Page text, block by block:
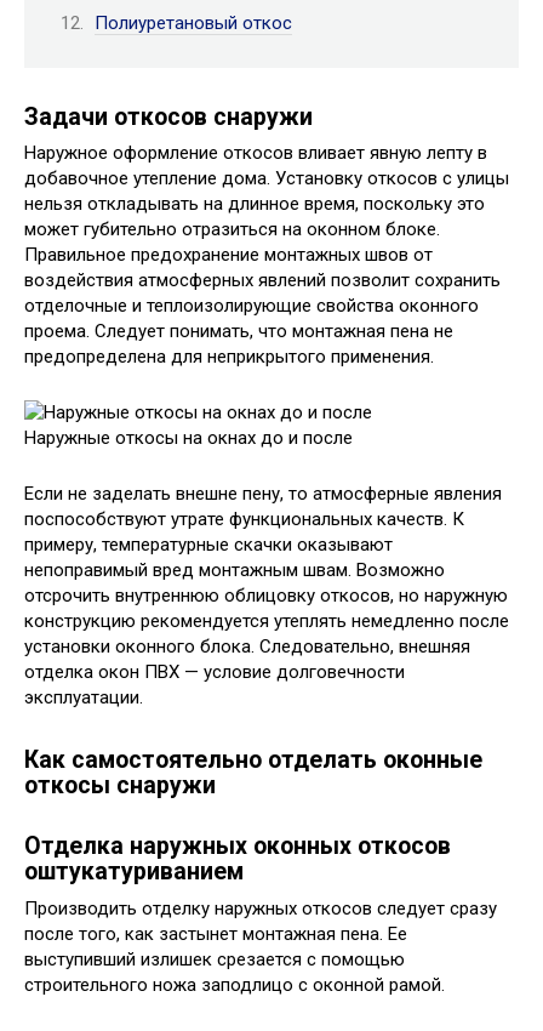
Полиуретановый откос
Задачи откосов снаружи
Наружное оформление откосов вливает явную лепту в
добавочное утепление дома. Установку откосов с улицы
нельзя откладывать на длинное время, поскольку это
может губительно отразиться на оконном блоке.
Правильное предохранение монтажных швов от
воздействия атмосферных явлений позволит сохранить
отделочные и теплоизолирующие свойства оконного
проема. Следует понимать, что монтажная пена не
предопределена для неприкрытого применения.
Наружные откосы на окнах до и после
Если не заделать внешне пену, то атмосферные явления
поспособствуют утрате функциональных качеств. К
примеру, температурные скачки оказывают
непоправимый вред монтажным швам. Возможно
отсрочить внутреннюю облицовку откосов, но наружную
конструкцию рекомендуется утеплять немедленно после
установки оконного блока. Следовательно, внешняя
отделка окон ПВХ — условие долговечности
эксплуатации.
Как самостоятельно отделать оконные
откосы снаружи
Отделка наружных оконных откосов
оштукатуриванием
Производить отделку наружных откосов следует сразу
после того, как застынет монтажная пена. Ее
выступивший излишек срезается с помощью
строительного ножа заподлицо с оконной рамой.